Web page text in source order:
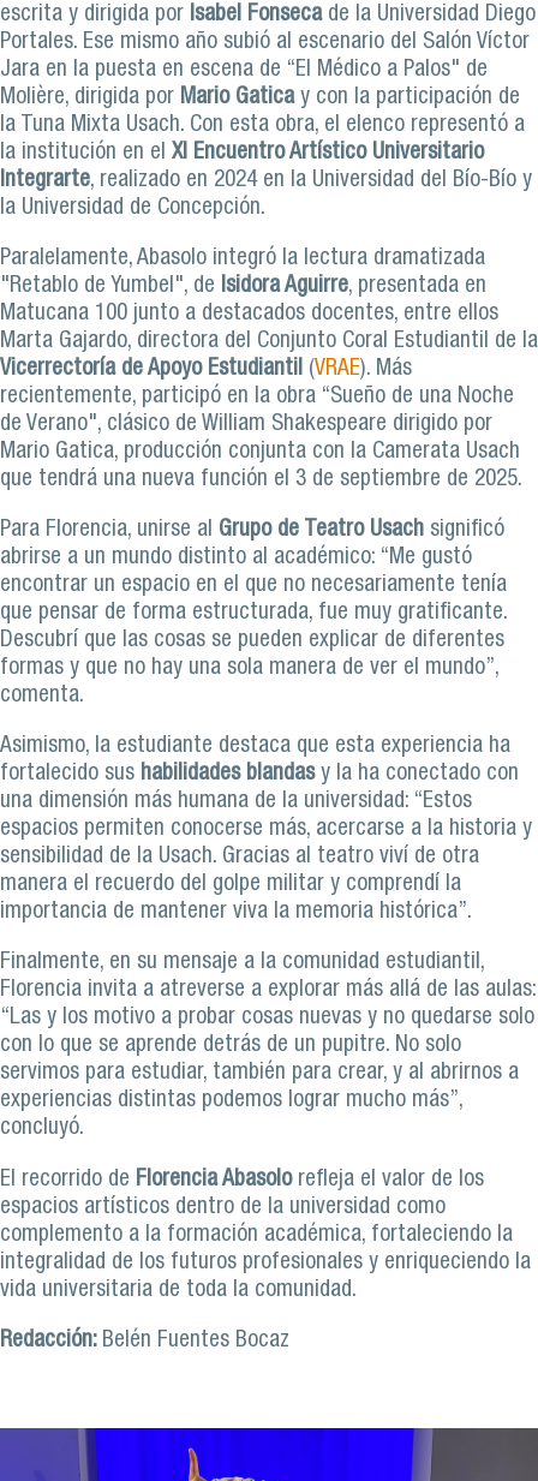
escrita y dirigida por Isabel Fonsecade la Universidad Diego
Portales. Ese mismo año subió al escenario del Salón Víctor
Jara en la puesta en escena de “El Médico a Palos" de
Molière, dirigida por Mario Gaticay con la participación de
la Tuna Mixta Usach. Con esta obra, el elenco representó a
la institución en el XI Encuentro Artístico Universitario
Integrarte, realizado en 2024 en la Universidad del Bío-Bío y
la Universidad de Concepción.
Paralelamente, Abasolo integró la lectura dramatizada
"Retablo de Yumbel", de Isidora Aguirre, presentada en
Matucana 100 junto a destacados docentes, entre ellos
Marta Gajardo, directora del Conjunto Coral Estudiantil de la
Vicerrectoría de Apoyo Estudiantil (VRAE). Más
recientemente, participó en la obra “Sueño de una Noche
de Verano", clásico de William Shakespeare dirigido por
Mario Gatica, producción conjunta con la Camerata Usach
que tendrá una nueva función el 3 de septiembre de 2025.
Para Florencia, unirse al Grupo de Teatro Usach significó
abrirse a un mundo distinto al académico: “Me gustó
encontrar un espacio en el que no necesariamente tenía
que pensar de forma estructurada, fue muy gratificante.
Descubrí que las cosas se pueden explicar de diferentes
formas y que no hay una sola manera de ver el mundo”,
comenta.
Asimismo, la estudiante destaca que esta experiencia ha
fortalecido sus habilidades blandasy la ha conectado con
una dimensión más humana de la universidad: “Estos
espacios permiten conocerse más, acercarse a la historia y
sensibilidad de la Usach. Gracias al teatro viví de otra
manera el recuerdo del golpe militar y comprendí la
importancia de mantener viva la memoria histórica”.
Finalmente, en su mensaje a la comunidad estudiantil,
Florencia invita a atreverse a explorar más allá de las aulas:
“Las y los motivo a probar cosas nuevas y no quedarse solo
con lo que se aprende detrás de un pupitre. No solo
servimos para estudiar, también para crear, y al abrirnos a
experiencias distintas podemos lograr mucho más”,
concluyó.
El recorrido de Florencia Abasolorefleja el valor de los
espacios artísticos dentro de la universidad como
complemento a la formación académica, fortaleciendo la
integralidad de los futuros profesionales y enriqueciendo la
vida universitaria de toda la comunidad.
Redacción: Belén Fuentes Bocaz